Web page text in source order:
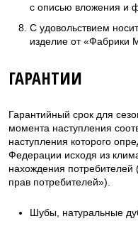
с описью вложения и
С удовольствием
изделие от «Фабрики
ГАРАНТИИ
Гарантийный срок для
момента наступления
наступления которого
Федерации исходя из
нахождения
прав потребителей»).
Шубы, натуральные